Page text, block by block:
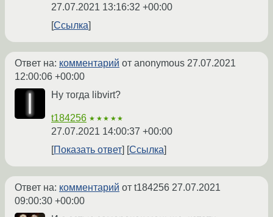
27.07.2021 13:16:32 +00:00
Ссылка
Ответ на: комментарий от anonymous 27.07.2021
12:00:06 +00:00
Ну тогда libvirt?
t184256 ★★★★★
27.07.2021 14:00:37 +00:00
Показать ответ
Ссылка
Ответ на: комментарий от t184256 27.07.2021
09:00:30 +00:00